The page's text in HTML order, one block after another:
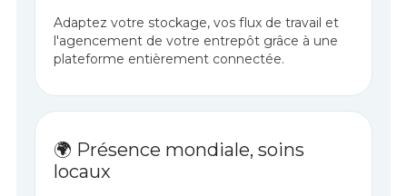
Adaptez votre stockage, vos flux de travail et
l'agencement de votre entrepôt grâce à une
plateforme entièrement connectée.
🌍 Présence mondiale, soins
locaux